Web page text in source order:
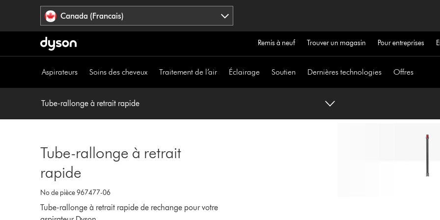
sauter
l’accessibilité
Canada (Francais)
Remis à neuf Trouver un magasin Pour entreprises
Aspirateurs Soins des cheveux Traitement de l’air Éclairage Soutien Dernières technologies Offres
Tube-rallonge à retrait rapide
Tube-rallonge à retrait
rapide
No de pièce 967477-06
Tube-rallonge à retrait rapide de rechange pour votre